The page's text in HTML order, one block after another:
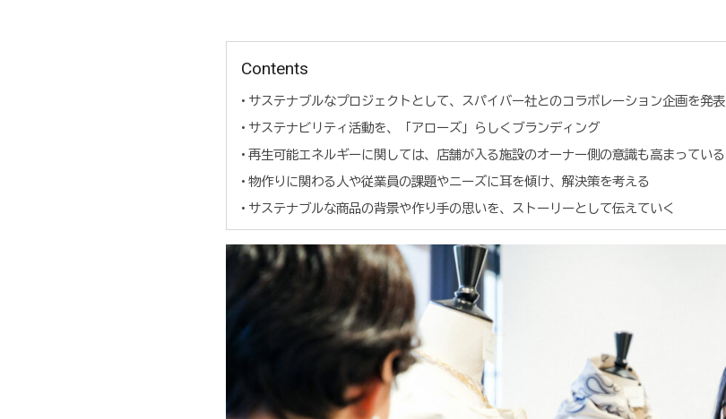
Contents
サステナブルなプロジェクトとして、スパイバー社とのコラボレーション企画を発表
サステナビリティ活動を、「アローズ」らしくブランディング
再生可能エネルギーに関しては、店舗が入る施設のオーナー側の意識も高まっている
物作りに関わる人や従業員の課題やニーズに耳を傾け、解決策を考える
サステナブルな商品の背景や作り手の思いを、ストーリーとして伝えていく